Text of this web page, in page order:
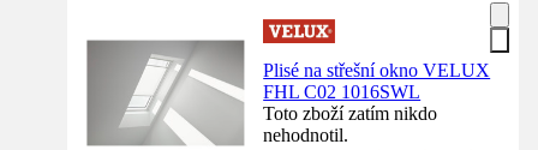
Plisé na střešní okno VELUX
FHL C02 1016SWL
Toto zboží zatím nikdo
nehodnotil.